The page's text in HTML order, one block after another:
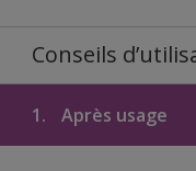
Conseils
1. Après usage